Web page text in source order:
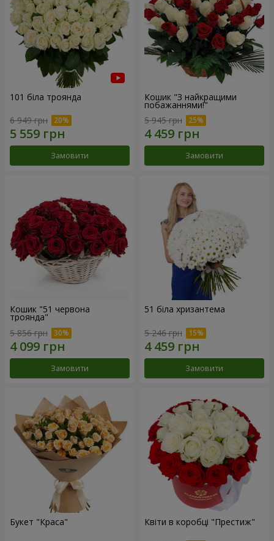
101 біла троянда
6 949 грн
Замовити
Кошик "З найкращими
побажаннями!"
5 945 грн
Замовити
Кошик "51 червона
троянда"
5 856 грн
Замовити
51 біла хризантема
5 246 грн
Замовити
Букет "Краса" Квіти в коробці "Престиж"